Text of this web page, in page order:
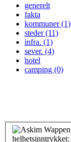
generelt
fakta
kommuner (1)
steder (11)
infra. (1)
sever. (4)
hotel
camping (0)
helhetsinntrykket: